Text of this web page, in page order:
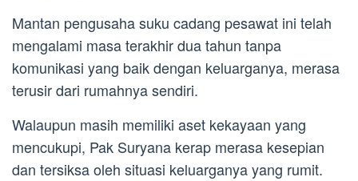
Mantan pengusaha suku cadang pesawat ini telah
mengalami masa terakhir dua tahun tanpa
komunikasi yang baik dengan keluarganya, merasa
terusir dari rumahnya sendiri.
Walaupun masih memiliki aset kekayaan yang
mencukupi, Pak Suryana kerap merasa kesepian
dan tersiksa oleh situasi keluarganya yang rumit.